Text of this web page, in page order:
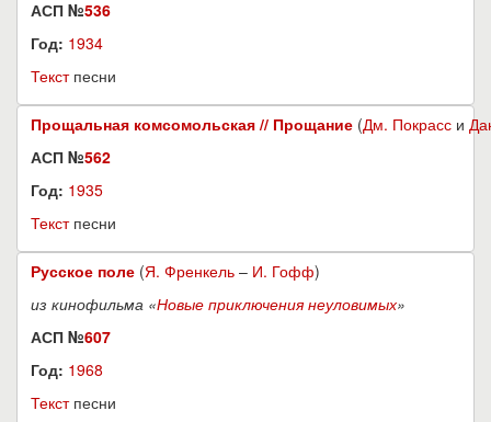
АСП №536
Год: 1934
Текстпесни
Прощальная комсомольская // Прощание (Дм. Покрасс и
АСП №562
Год: 1935
Текстпесни
Русское поле (Я. Френкель – И. Гофф)
из кинофильма «Новые приключения неуловимых»
АСП №607
Год: 1968
Текстпесни